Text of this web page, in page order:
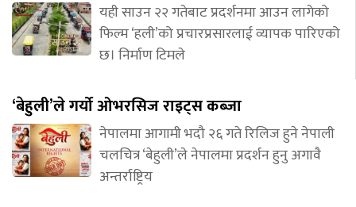
यही साउन २२ गतेबाट प्रदर्शनमा आउन लागेको
फिल्म ‘हली’को प्रचारप्रसारलाई व्यापक पारिएको
छ। निर्माण टिमले
‘बेहुली’ले गर्यो ओभरसिज राइट्स कब्जा
नेपालमा आगामी भदौ २६ गते रिलिज हुने नेपाली
चलचित्र ‘बेहुली’ले नेपालमा प्रदर्शन हुनु अगावै
अन्तर्राष्ट्रिय